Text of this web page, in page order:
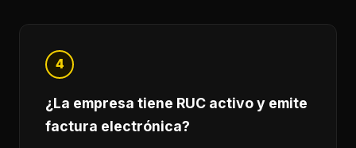
4
¿La empresa tiene RUC activo y emite
factura electrónica?